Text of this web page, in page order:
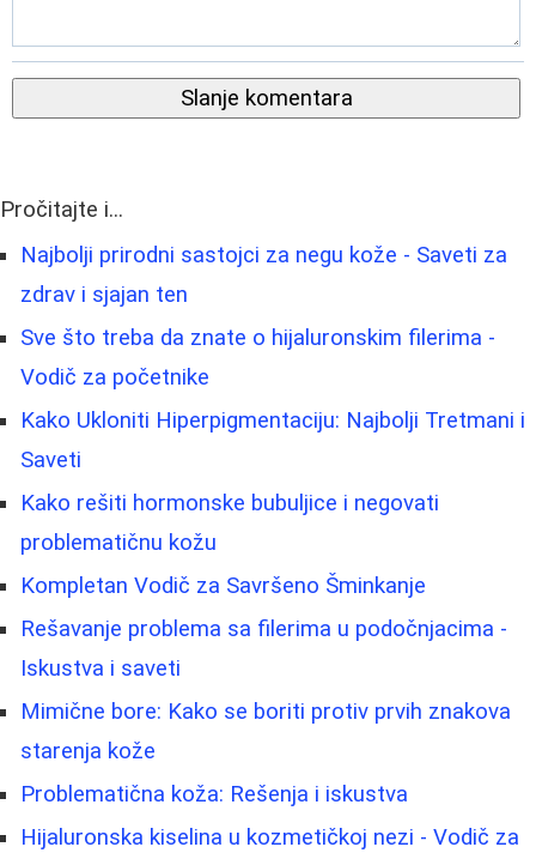
Slanje komentara
Pročitajte i...
Najbolji prirodni sastojci za negu kože - Saveti za
zdrav i sjajan ten
Sve što treba da znate o hijaluronskim filerima -
Vodič za početnike
Kako Ukloniti Hiperpigmentaciju: Najbolji Tretmani i
Saveti
Kako rešiti hormonske bubuljice i negovati
problematičnu kožu
Kompletan Vodič za Savršeno Šminkanje
Rešavanje problema sa filerima u podočnjacima -
Iskustva i saveti
Mimične bore: Kako se boriti protiv prvih znakova
starenja kože
Problematična koža: Rešenja i iskustva
Hijaluronska kiselina u kozmetičkoj nezi - Vodič za